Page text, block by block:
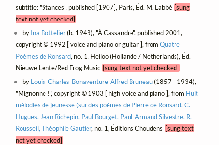
subtitle: "Stances", published [1907], Paris, Éd. M. Labbé [sung
text not yet checked]
by Ina Bottelier(b. 1943), "À Cassandre", published 2001,
copyright © 1992 [ voice and piano or guitar ], from Quatre
Poèmes de Ronsard, no. 1, Heiloo (Hollande / Netherlands), Éd.
Nieuwe Lente/Red Frog Music [sung text not yet checked]
by Louis-Charles-Bonaventure-Alfred Bruneau(1857 - 1934),
"Mignonne !", copyright © 1903 [ high voice and piano ], from Huit
mélodies de jeunesse (sur des poèmes de Pierre de Ronsard, C.
Hugues, Jean Richepin, Paul Bourget, Paul-Armand Silvestre, R.
Rousseil, Théophile Gautier, no. 1, Éditions Choudens [sung text
not yet checked]